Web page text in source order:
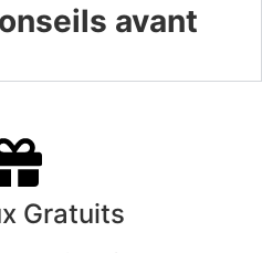
avant
Gratuits